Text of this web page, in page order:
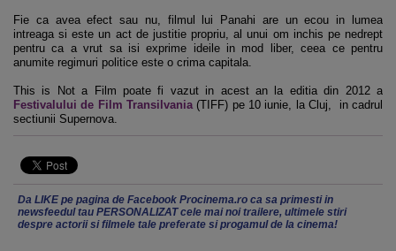
Fie ca avea efect sau nu, filmul lui Panahi are un ecou in lumea
intreaga si este un act de justitie propriu, al unui om inchis pe nedrept
pentru ca a vrut sa isi exprime ideile in mod liber, ceea ce pentru
anumite regimuri politice este o crima capitala.
This is Not a Film poate fi vazut in acest an la editia din 2012 a
Festivalului de Film Transilvania(TIFF) pe 10 iunie, la Cluj, in cadrul
sectiunii Supernova.
Da LIKE pe pagina de Facebook Procinema.ro ca sa primesti in
newsfeedul tau PERSONALIZAT cele mai noi trailere, ultimele stiri
despre actorii si filmele tale preferate si progamul de la cinema!